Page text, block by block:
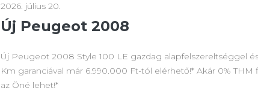
2026. július 20.
Új Peugeot 2008
Új Peugeot 2008 Style 100 LE gazdag alapfelszereltséggel
Km garanciával már 6.990.000 Ft-tól elérhető!* Akár 0% THM
az Öné lehet!*